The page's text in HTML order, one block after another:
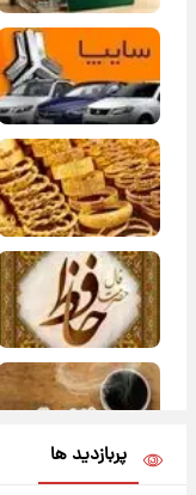
پربازدید ها